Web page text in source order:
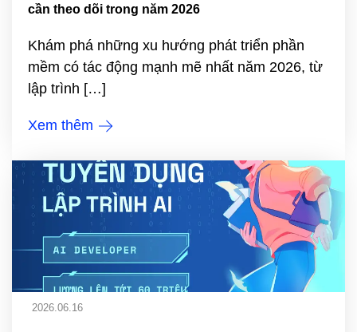
cần theo dõi trong năm 2026
Khám phá những xu hướng phát triển phần
mềm có tác động mạnh mẽ nhất năm 2026, từ
lập trình […]
Xem thêm
2026.06.16